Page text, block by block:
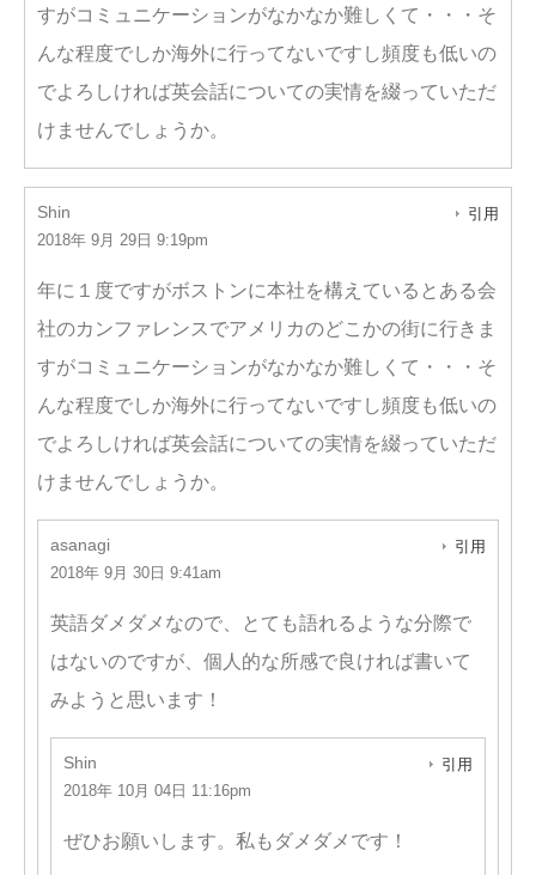
すがコミュニケーションがなかなか難しくて・・・そ
んな程度でしか海外に行ってないですし頻度も低いの
でよろしければ英会話についての実情を綴っていただ
けませんでしょうか。
Shin
2018年 9月 29日 9:19pm
引用
年に１度ですがボストンに本社を構えているとある会
社のカンファレンスでアメリカのどこかの街に行きま
すがコミュニケーションがなかなか難しくて・・・そ
んな程度でしか海外に行ってないですし頻度も低いの
でよろしければ英会話についての実情を綴っていただ
けませんでしょうか。
asanagi
2018年 9月 30日 9:41am
引用
英語ダメダメなので、とても語れるような分際で
はないのですが、個人的な所感で良ければ書いて
みようと思います！
Shin
2018年 10月 04日 11:16pm
引用
ぜひお願いします。私もダメダメです！